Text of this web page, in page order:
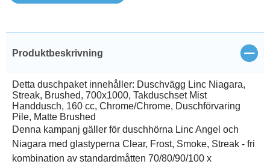
Produktbeskrivning Stäng
Detta duschpaket innehåller: Duschvägg Linc Niagara,
Streak, Brushed, 700x1000, Takduschset Mist
Handdusch, 160 cc, Chrome/Chrome, Duschförvaring
Pile, Matte Brushed
Denna kampanj gäller för duschhörna Linc Angel och
Niagara med glastyperna Clear, Frost, Smoke, Streak - fri
kombination av standardmåtten 70/80/90/100 x